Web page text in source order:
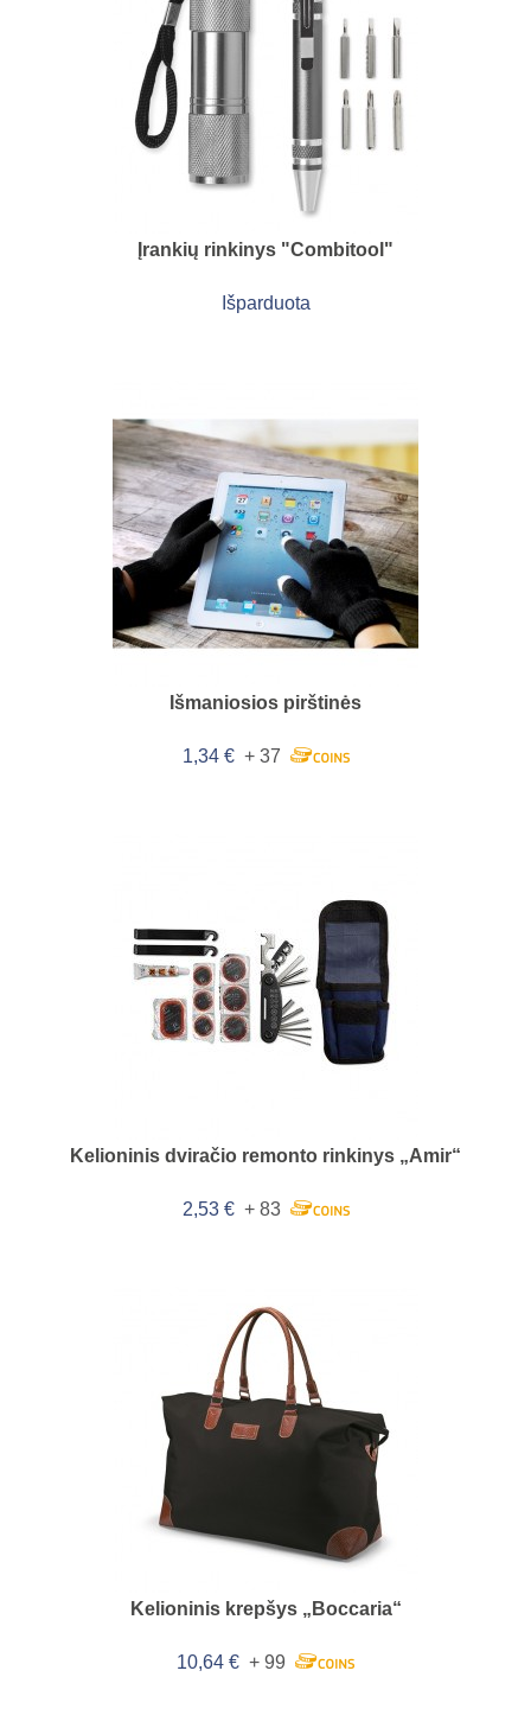
Įrankių rinkinys "Combitool"
Išparduota
Išmaniosios pirštinės
1,34 € + 37
Kelioninis dviračio remonto rinkinys „Amir“
2,53 € + 83
Kelioninis krepšys „Boccaria“
10,64 € + 99